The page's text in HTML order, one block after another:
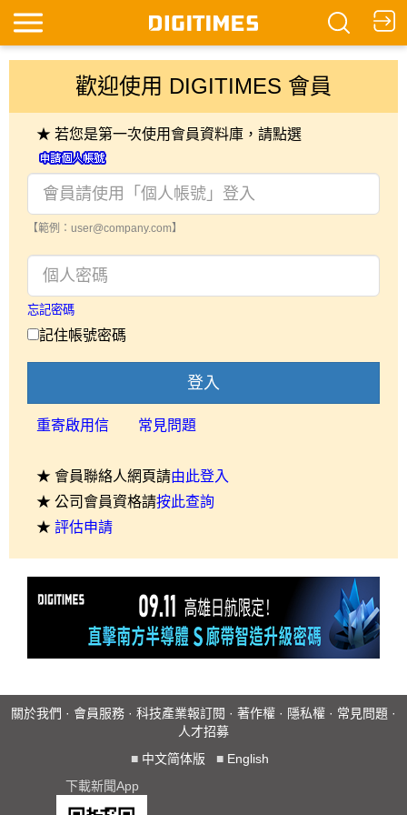
歡迎使用 DIGITIMES 會員
★ 若您是第一次使用會員資料庫，請點選
【範例：user@company.com】
忘記密碼
記住帳號密碼
登入
重寄啟用信 常見問題
★ 會員聯絡人網頁請由此登入
★ 公司會員資格請按此查詢
★ 評估申請
關於我們 · 會員服務 · 科技產業報訂閱 · 著作權 · 隱私權 · 常見問題 ·
人才招募
■ 中文简体版 ■ English
下載新聞App